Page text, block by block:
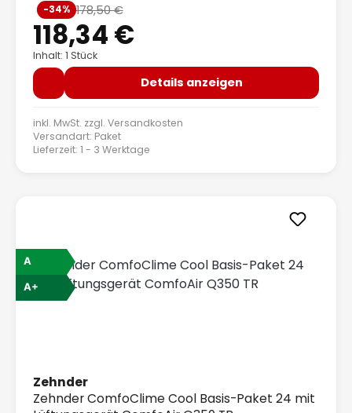
Verkaufspreis:
118,34 €
Regulärer Preis:
178,50 €
-34%
Inhalt: 1 Stück
Details anzeigen
inkl. MwSt. zzgl. Versandkosten
Versandart: Paket
Lieferzeit: 1 - 3 Werktage
A
A+
Zehnder
Zehnder ComfoClime Cool Basis-Paket 24 mit